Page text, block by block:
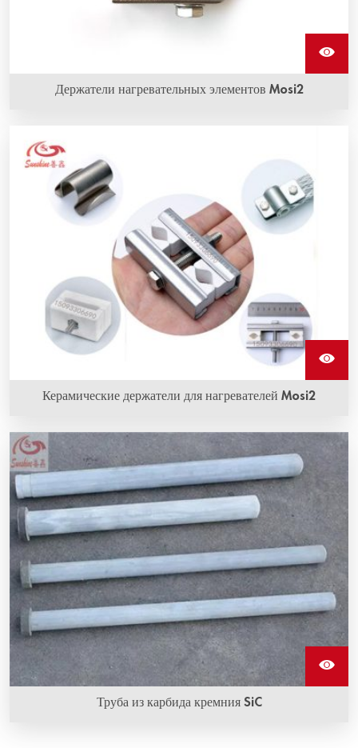
Держатели нагревательных элементов Mosi2
Керамические держатели для нагревателей Mosi2
Труба из карбида кремния SiC